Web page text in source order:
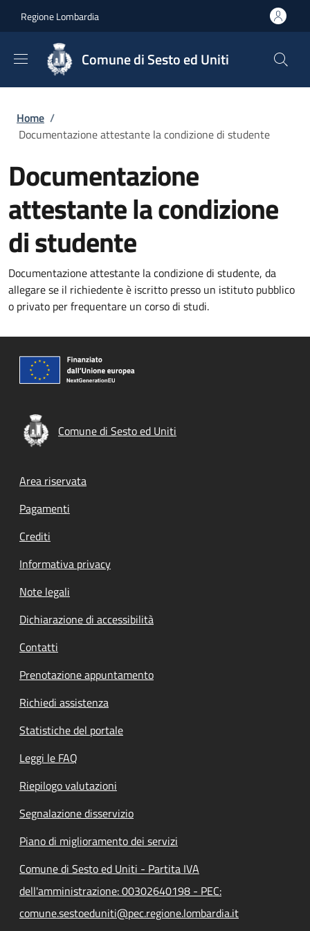
Regione Lombardia
Comune di Sesto ed Uniti
Briciole di pane
Home /
Documentazione attestante la condizione di studente
Documentazione
attestante la condizione
di studente
Documentazione attestante la condizione di studente, da
allegare se il richiedente è iscritto presso un istituto pubblico
o privato per frequentare un corso di studi.
Comune di Sesto ed Uniti
Footer menu
Area riservata
Pagamenti
Crediti
Informativa privacy
Note legali
Dichiarazione di accessibilità
Contatti
Prenotazione appuntamento
Richiedi assistenza
Statistiche del portale
Leggi le FAQ
Riepilogo valutazioni
Segnalazione disservizio
Piano di miglioramento dei servizi
Comune di Sesto ed Uniti - Partita IVA
dell'amministrazione: 00302640198 - PEC:
comune.sestoeduniti@pec.regione.lombardia.it